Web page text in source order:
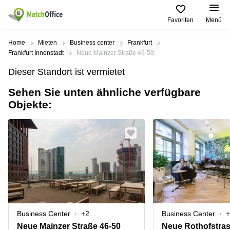
Favoriten Menü
Mieten / Vermieten
Produktseiten
Büro
mieten
center
Coworking
Space
Seminarraum
Virtuelles
Büro
Beliebte
Städte
Büro
mieten
Geschäftsadresse
Hamburg
Geschäftsadresse
mieten
Düsseldorf
Geschäftsadresse
Stuttgart
Büro
Beliebte
Suchanfragen
Regus
Dortmund
Ruhrallee
9
Dortmund
Office Club
Ballindamm
3
Rahel-
Hirsch-
Straße
Hilfe
Über uns
Büro vermieten
Preis
Log-in
Home Mieten Business center
Frankfurt
Frankfurt Innenstadt
Neue Mainzer Straße 46-50
Dieser Standort ist vermietet
Sehen Sie unten ähnliche verfügbare
Objekte:
Business Center +2
Neue Mainzer Straße 46-50
Business Center
Neue